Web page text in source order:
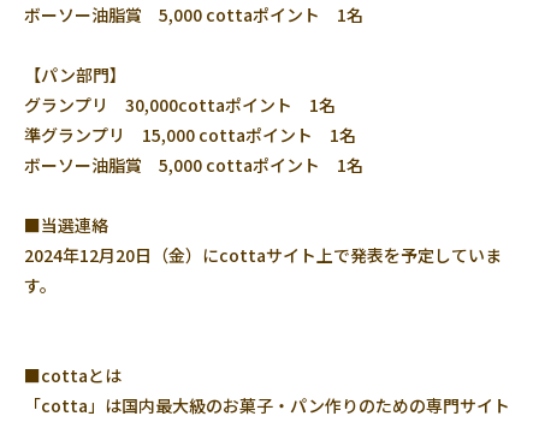
ボーソー油脂賞 5,000 cottaポイント 1名
【パン部門】
グランプリ 30,000cottaポイント 1名
準グランプリ 15,000 cottaポイント 1名
ボーソー油脂賞 5,000 cottaポイント 1名
■当選連絡
2024年12月20日（金）にcottaサイト上で発表を予定していま
す。
■cottaとは
「cotta」は国内最大級のお菓子・パン作りのための専門サイト